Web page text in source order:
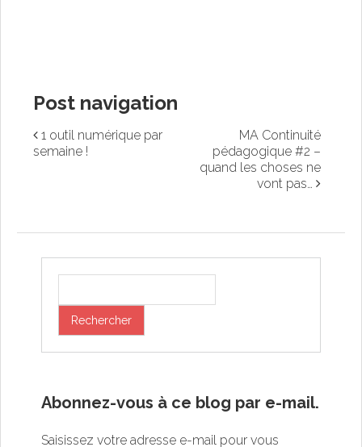
Post navigation
1 outil numérique par
semaine !
MA Continuité
pédagogique #2 –
quand les choses ne
vont pas…
Abonnez-vous à ce blog par e-mail.
Saisissez votre adresse e-mail pour vous